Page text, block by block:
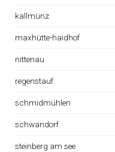
kallmünz
maxhütte-haidhof
nittenau
regenstauf
schmidmühlen
schwandorf
steinberg am see